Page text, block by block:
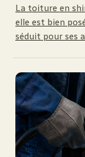
La toiture en
elle est bien
séduit pour ses